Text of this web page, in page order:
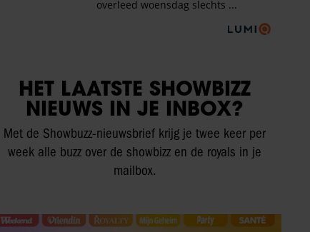
HET LAATSTE SHOWBIZZ
NIEUWS IN JE INBOX?
Met de Showbuzz-nieuwsbrief krijg je twee keer per
week alle buzz over de showbizz en de royals in je
mailbox.